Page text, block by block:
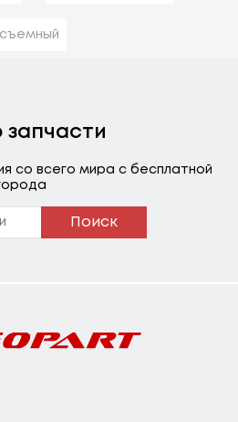
запчасти
со всего мира с бесплатной
Поиск